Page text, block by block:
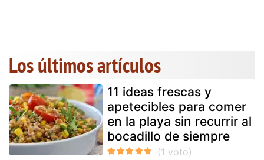
Los últimos artículos
11 ideas frescas y
apetecibles para comer
en la playa sin recurrir al
bocadillo de siempre